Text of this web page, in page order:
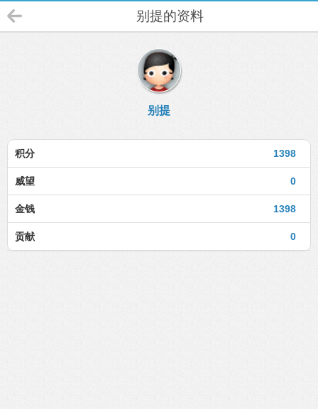
别提的资料
别提
1398
积分
0
威望
1398
金钱
0
贡献